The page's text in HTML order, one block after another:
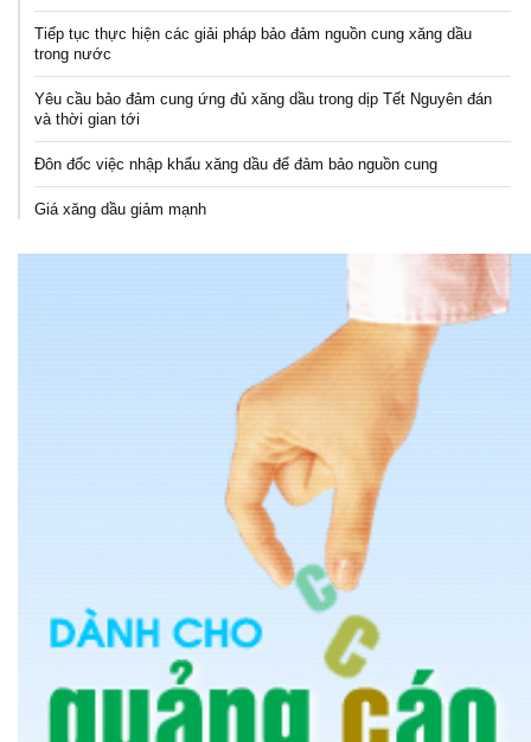
Tiếp tục thực hiện các giải pháp bảo đảm nguồn cung xăng dầu
trong nước
Yêu cầu bảo đảm cung ứng đủ xăng dầu trong dịp Tết Nguyên đán
và thời gian tới
Đôn đốc việc nhập khẩu xăng dầu để đảm bảo nguồn cung
Giá xăng dầu giảm mạnh